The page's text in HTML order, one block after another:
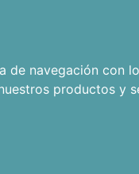
navegación con
productos y